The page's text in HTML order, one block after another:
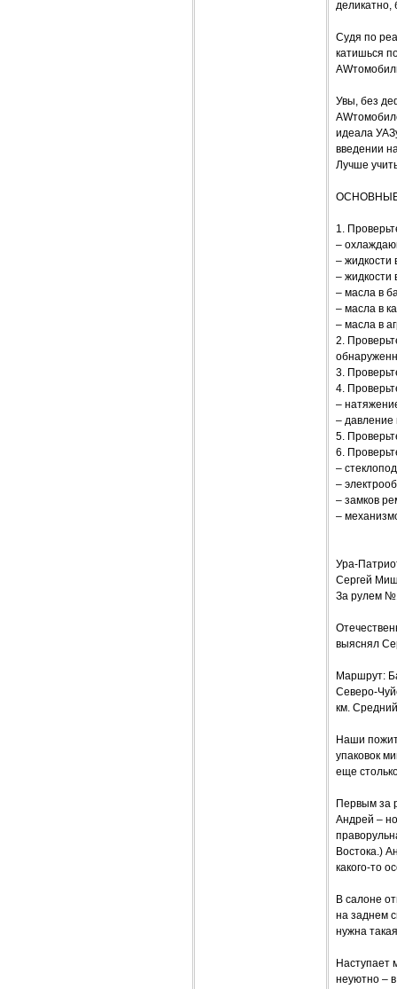
деликатно,
Судя по
катишься
Увы, без
идеала
введении
Лучше
1.
–
– жидкости
– жидкости
– масла в
– масла в
– масла в
2.
3.
4.
–
– давление
5.
6.
–
–
– замков
–
Ура-
Сергей
За рулем
выяснял
Маршрут:
Северо-
км.
Наши
упаковок
еще
Первым за
Андрей –
Востока.)
какого-то
В салоне
на заднем
нужна
Наступает
неуютно –